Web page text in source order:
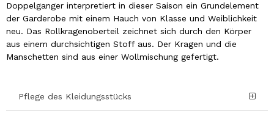
Doppelganger interpretiert in dieser Saison ein Grundelement
der Garderobe mit einem Hauch von Klasse und Weiblichkeit
neu. Das Rollkragenoberteil zeichnet sich durch den Körper
aus einem durchsichtigen Stoff aus. Der Kragen und die
Manschetten sind aus einer Wollmischung gefertigt.
Pflege des Kleidungsstücks